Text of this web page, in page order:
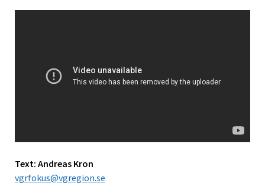
Text: Andreas Kron
vgrfokus@vgregion.se